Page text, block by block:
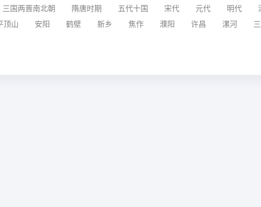
三国两晋南北朝 隋唐时期 五代十国 宋代 元代 明代
顶山 安阳 鹤壁 新乡 焦作 濮阳 许昌 漯河